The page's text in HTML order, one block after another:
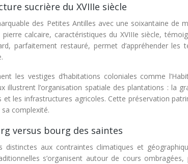
sucrière du XVIIIe siècle
des Petites Antilles avec une soixantaine de
calcaire, caractéristiques du XVIIIe siècle,
parfaitement restauré, permet d’appréhender les
les vestiges d’habitations coloniales comme
illustrent l’organisation spatiale des plantations : la
les infrastructures agricoles. Cette préservation
complexité.
versus bourg des saintes
distinctes aux contraintes climatiques et
s’organisent autour de cours ombragées,